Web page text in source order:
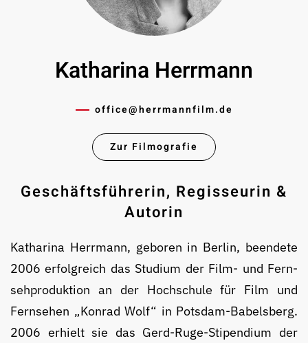
Katharina Herrmann
office@­herrmannfilm.de
Zur Filmografie
Geschäftsführerin, Regisseurin &
Autorin
Katharina Herrmann, geboren in Berlin, be­en­de­te
2006 erfolgreich das Studium der Film- und Fern­
seh­pro­duk­tion an der Hoch­schule für Film und
Fernsehen „Kon­rad Wolf“ in Potsdam-Babelsberg.
2006 erhielt sie das Gerd-Ruge-Sti­pen­dium der